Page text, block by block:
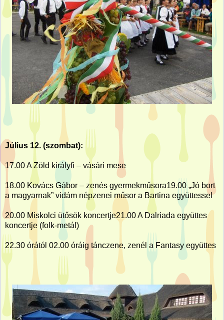
Július 12. (szombat):
17.00 A Zöld királyfi – vásári mese
18.00 Kovács Gábor – zenés gyermekműsora19.00 „Jó bort
a magyarnak” vidám népzenei műsor a Bartina együttessel
20.00 Miskolci ütősök koncertje21.00 A Dalriada együttes
koncertje (folk-metál)
22.30 órától 02.00 óráig tánczene, zenél a Fantasy együttes